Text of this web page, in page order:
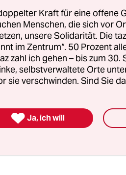
Kraft für eine offene
Menschen, die sich vor
unsere Solidarität. Die
im Zentrum“. 50 Prozent
zahl ich gehen – bis zum
selbstverwaltete Orte
sie verschwinden. Sind Sie
 Ja, ich will